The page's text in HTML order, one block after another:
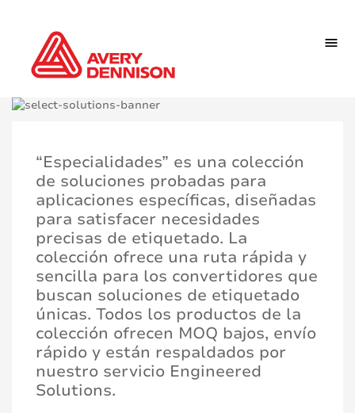
“Especialidades” es una colección
de soluciones probadas para
aplicaciones específicas, diseñadas
para satisfacer necesidades
precisas de etiquetado. La
colección ofrece una ruta rápida y
sencilla para los convertidores que
buscan soluciones de etiquetado
únicas. Todos los productos de la
colección ofrecen MOQ bajos, envío
rápido y están respaldados por
nuestro servicio Engineered
Solutions.